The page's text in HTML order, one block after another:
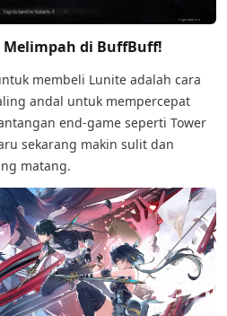
di BuffBuff!
membeli Lunite adalah cara
andal untuk mempercepat
end-game seperti Tower
sekarang makin sulit dan
matang.